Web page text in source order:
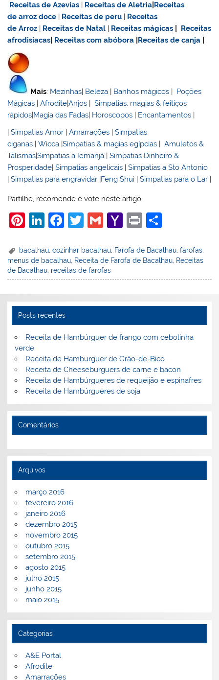
Receitas de Azevias
Receitas de Aletria Receitas
dearroz doce Receitas de peru
Receitas
de Arroz
Receitas de Natal Receitas mágicas
Receitas
afrodisiacas
Receitas com abóbora Receitas de canja
Mais: Mezinhas| Beleza | Banhos mágicos | Poções
Mágicas |Afrodite|Anjos |Simpatias, magias & feitiços
rápidos|Magia das Fadas| Horoscopos | Encantamentos |
|Simpatias Amor |Amarrações |Simpatias
ciganas |Wicca |Simpatias & magias egípcias |Amuletos &
Talismãs|Simpatias a Iemanjá |Simpatias Dinheiro &
Prosperidade|Simpatias angelicais |Simpatias a Sto Antonio
|Simpatias para engravidar |Feng Shui |Simpatias para o Lar |
Partilhe, recomende e vote neste artigo
Pi
er
e
st
Li
k
e
dI
F
c
e
b
o
k
T
itt
er
G
ai
l
Y
h
o
o
l
Pr
t
ar
e
bacalhau ,cozinhar bacalhau Farofa de Bacalhau ,farofas
menus de bacalhau, Receita de Farofa de Bacalhau, Receitas
de Bacalhau, receitas de farofas
Posts recentes
Receita de Hambúrguer de frango com cebolinha
verde
Receita de Hamburguer de Grão-de-Bico
Receita de Cheeseburguers de carne e bacon
Receita de Hambúrgueres de requeijão e espinafres
Receita de Hambúrgueres de soja
Comentários
Arquivos
março 2016
fevereiro 2016
janeiro 2016
dezembro 2015
novembro 2015
outubro 2015
setembro 2015
agosto 2015
julho 2015
junho 2015
maio 2015
Categorias
A&E Portal
Afrodite
Amarrações